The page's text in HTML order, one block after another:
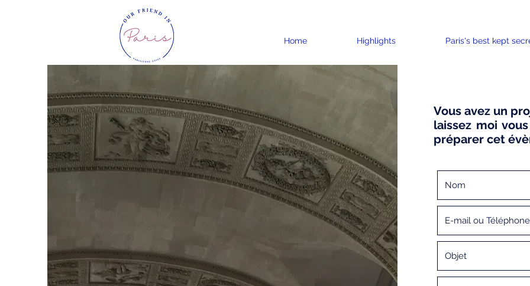
Home Highlights Paris's best kept
Vous avez un
laissez moi
préparer cet